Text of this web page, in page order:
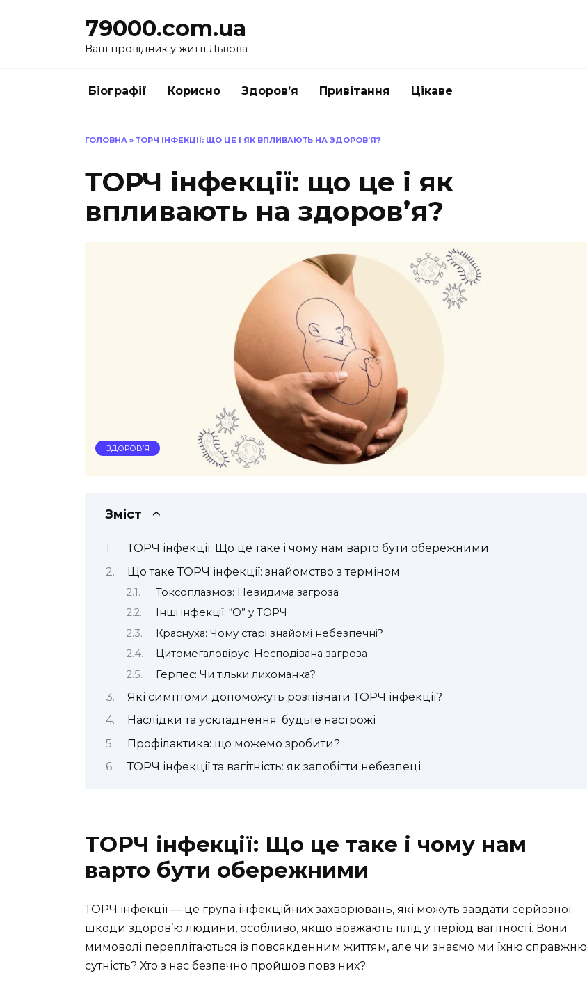
79000.com.ua
Ваш провідник у житті Львова
Біографії Корисно Здоров’я Привітання Цікаве
ГОЛОВНА » ТОРЧ ІНФЕКЦІЇ: ЩО ЦЕ І ЯК ВПЛИВАЮТЬ НА ЗДОРОВ’Я?
ТОРЧ інфекції: що це і як
впливають на здоров’я?
ЗДОРОВ’Я
Зміст
ТОРЧ інфекції: Що це таке і чому нам варто бути обережними
Що таке ТОРЧ інфекції: знайомство з терміном
Токсоплазмоз: Невидима загроза
Інші інфекції: “O” у ТОРЧ
Краснуха: Чому старі знайомі небезпечні?
Цитомегаловірус: Несподівана загроза
Герпес: Чи тільки лихоманка?
Які симптоми допоможуть розпізнати ТОРЧ інфекції?
Наслідки та ускладнення: будьте настрожі
Профілактика: що можемо зробити?
ТОРЧ інфекції та вагітність: як запобігти небезпеці
ТОРЧ інфекції: Що це таке і чому нам
варто бути обережними
ТОРЧ інфекції — це група інфекційних захворювань, які можуть завдати серйозної
шкоди здоров’ю людини, особливо, якщо вражають плід у період вагітності. Вони
мимоволі переплітаються із повсякденним життям, але чи знаємо ми їхню справжню
сутність? Хто з нас безпечно пройшов повз них?